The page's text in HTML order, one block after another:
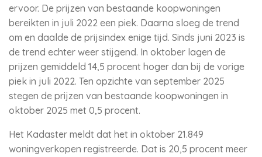
ervoor. De prijzen van bestaande koopwoningen
bereikten in juli 2022 een piek. Daarna sloeg de trend
om en daalde de prijsindex enige tijd. Sinds juni 2023 is
de trend echter weer stijgend. In oktober lagen de
prijzen gemiddeld 14,5 procent hoger dan bij de vorige
piek in juli 2022. Ten opzichte van september 2025
stegen de prijzen van bestaande koopwoningen in
oktober 2025 met 0,5 procent.
Het Kadaster meldt dat het in oktober 21.849
woningverkopen registreerde. Dat is 20,5 procent meer